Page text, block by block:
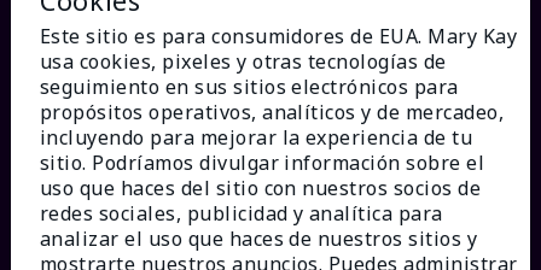
¿CÓMO PODEMOS AYUDAR?
Recibe e-mails
Ver estado del pedido
Contáctanos
Este sitio es para consumidores de EUA. Mary Kay
usa cookies, pixeles y otras tecnologías de
seguimiento en sus sitios electrónicos para
propósitos operativos, analíticos y de mercadeo,
incluyendo para mejorar la experiencia de tu
sitio. Podríamos divulgar información sobre el
uso que haces del sitio con nuestros socios de
redes sociales, publicidad y analítica para
analizar el uso que haces de nuestros sitios y
mostrarte nuestros anuncios. Puedes administrar